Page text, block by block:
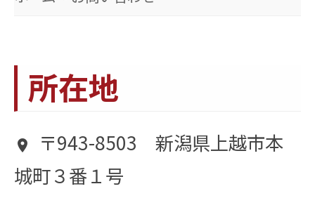
所在地
place
〒943-8503 新潟県上越市本
城町３番１号